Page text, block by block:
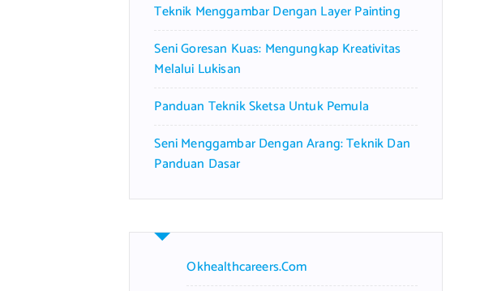
Teknik Menggambar Dengan Layer Painting
Seni Goresan Kuas: Mengungkap Kreativitas
Melalui Lukisan
Panduan Teknik Sketsa Untuk Pemula
Seni Menggambar Dengan Arang: Teknik Dan
Panduan Dasar
Okhealthcareers.com